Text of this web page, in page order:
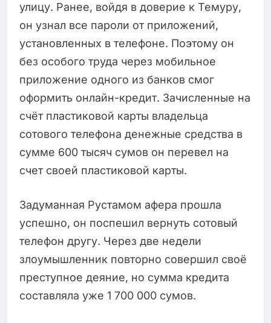
улицу. Ранее, войдя в доверие к Темуру,
он узнал все пароли от приложений,
установленных в телефоне. Поэтому он
без особого труда через мобильное
приложение одного из банков смог
оформить онлайн-кредит. Зачисленные на
счёт пластиковой карты владельца
сотового телефона денежные средства в
сумме 600 тысяч сумов он перевел на
счет своей пластиковой карты.
Задуманная Рустамом афера прошла
успешно, он поспешил вернуть сотовый
телефон другу. Через две недели
злоумышленник повторно совершил своё
преступное деяние, но сумма кредита
составляла уже 1 700 000 сумов.